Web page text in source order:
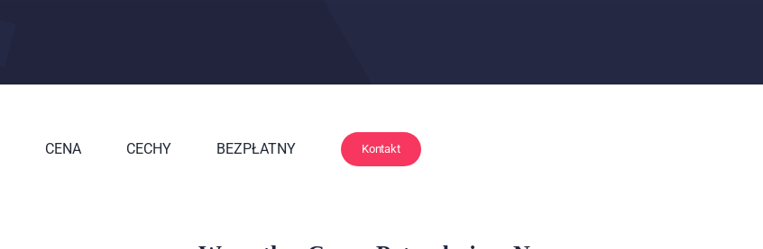
CENA CECHY BEZPŁATNY Kontakt